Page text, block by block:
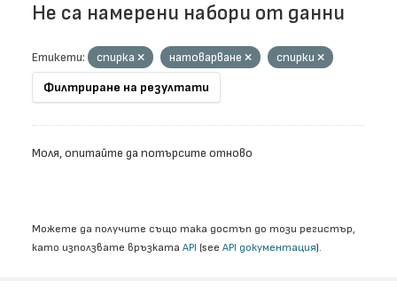
Не са намерени набори от данни
Етикети: спирка натоварване
спирки
Филтриране на резултати
Моля, опитайте да потърсите отново
Можете да получите също така достъп до този регистър,
като използвате връзката API (see API документация).